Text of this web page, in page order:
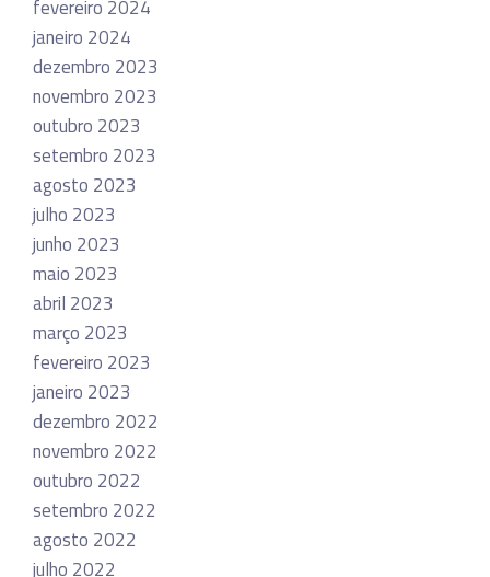
fevereiro 2024
janeiro 2024
dezembro 2023
novembro 2023
outubro 2023
setembro 2023
agosto 2023
julho 2023
junho 2023
maio 2023
abril 2023
março 2023
fevereiro 2023
janeiro 2023
dezembro 2022
novembro 2022
outubro 2022
setembro 2022
agosto 2022
julho 2022